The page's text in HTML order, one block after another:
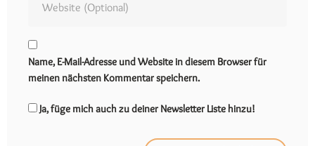
Name, E-Mail-Adresse und Website in diesem Browser für
meinen nächsten Kommentar speichern.
Ja, füge mich auch zu deiner Newsletter Liste hinzu!